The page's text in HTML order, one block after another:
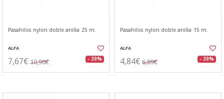
Pasahilos nylon doble anilla 25 m.
ALFA
7,67€ 10,96€ - 30%
Pasahilos nylon doble anilla 15 m.
ALFA
4,84€ 6,89€ - 30%